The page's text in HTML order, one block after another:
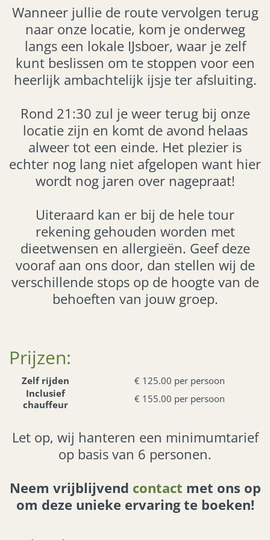
Wanneer jullie de route vervolgen terug
naar onze locatie, kom je onderweg
langs een lokale IJsboer, waar je zelf
kunt beslissen om te stoppen voor een
heerlijk ambachtelijk ijsje ter afsluiting.
Rond 21:30 zul je weer terug bij onze
locatie zijn en komt de avond helaas
alweer tot een einde. Het plezier is
echter nog lang niet afgelopen want hier
wordt nog jaren over nagepraat!
Uiteraard kan er bij de hele tour
rekening gehouden worden met
dieetwensen en allergieën. Geef deze
vooraf aan ons door, dan stellen wij de
verschillende stops op de hoogte van de
behoeften van jouw groep.
Prijzen:
Zelf rijden € 125.00 per persoon
Inclusief
chauffeur
€ 155.00 per persoon
Let op, wij hanteren een minimumtarief
op basis van 6 personen.
Neem vrijblijvend contact met ons op
om deze unieke ervaring te boeken!